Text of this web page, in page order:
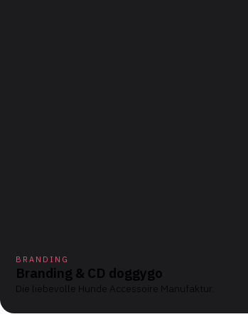
BRANDING
Branding & CD doggygo
Die liebevolle Hunde Accessoire Manufaktur.